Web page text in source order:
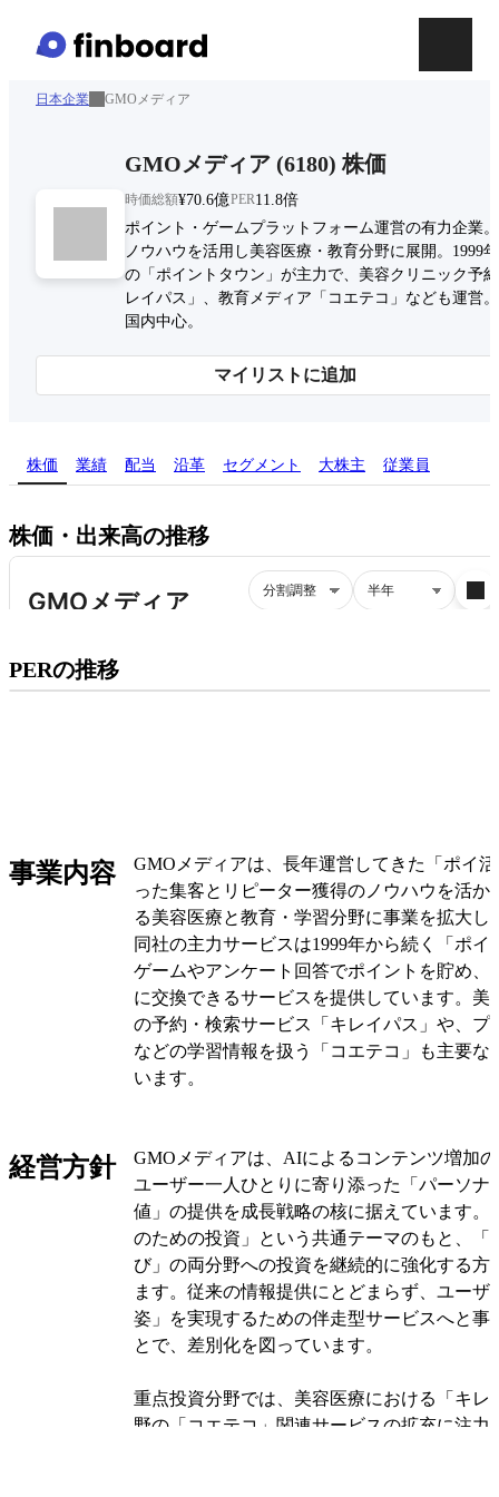
日本企業 GMOメディア
GMOメディア (6180) 株価
時価総額¥70.6億PER11.8倍
ポイント・ゲームプラットフォーム運営の有力企業
ノウハウを活用し美容医療・教育分野に展開。1999
の「ポイントタウン」が主力で、美容クリニック予
レイパス」、教育メディア「コエテコ」なども運営
国内中心。
マイリストに追加
株価 業績 配当 沿革 セグメント 大株主 従業員
株価・出来高の推移
PERの推移プレミアム会員にご登録いただくと、
PERの推移にアクセスできます。
事業内容
GMOメディアは、長年運営してきた「ポイ
った集客とリピーター獲得のノウハウを活か
る美容医療と教育・学習分野に事業を拡大し
同社の主力サービスは1999年から続く「ポイ
ゲームやアンケート回答でポイントを貯め、
に交換できるサービスを提供しています。美
の予約・検索サービス「キレイパス」や、プ
などの学習情報を扱う「コエテコ」も主要な
います。
3つに分けられます。収益構造は、ポイント
通販事業者からの広告報酬からユーザー還元
益、キレイパスでは美容施術チケット販売の
テコ関連では教育機関からの広告収入や講師
用料が中心となっています。これらの事業で
運営ノウハウを活用し、段階的にサービスを
長戦略」を採用しています。
事業」に分かれており、メディア事業はポイ
連、美容医療関連の3分野で構成されていま
経営方針
GMOメディアは、AIによるコンテンツ増加
ユーザー一人ひとりに寄り添った「パーソナ
値」の提供を成長戦略の核に据えています。
のための投資」という共通テーマのもと、「
び」の両分野への投資を継続的に強化する方
ます。従来の情報提供にとどまらず、ユーザ
姿」を実現するための伴走型サービスへと事
とで、差別化を図っています。
重点投資分野では、美容医療における「キレ
野の「コエテコ」関連サービスの拡充に注力